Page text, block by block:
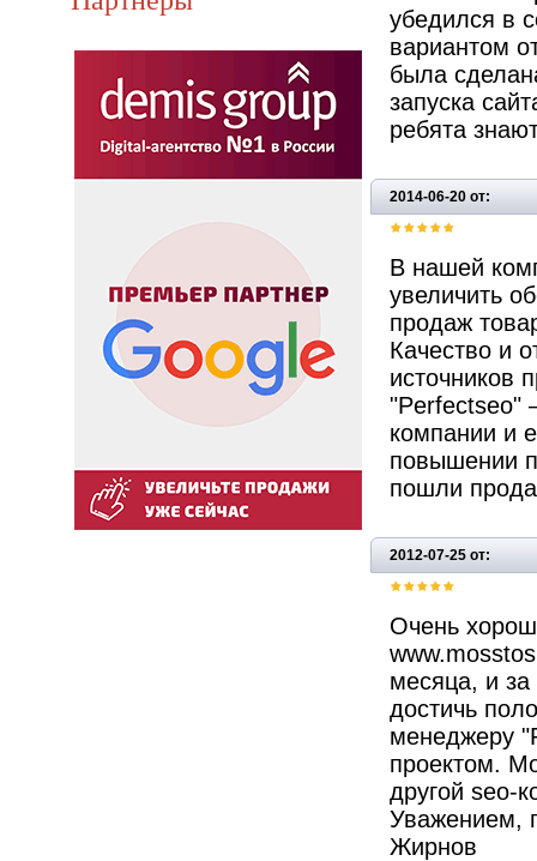
убедился в
вариантом
была
запуска
ребята
2014-06-20 от:
В нашей
увеличить
продаж
Качество и
источников
"Perfectseo"
компании и
повышении
пошли
2012-07-25 от:
Очень
месяца, и
достичь
менеджеру
проектом.
другой seo-
Уважением,
Жирнов